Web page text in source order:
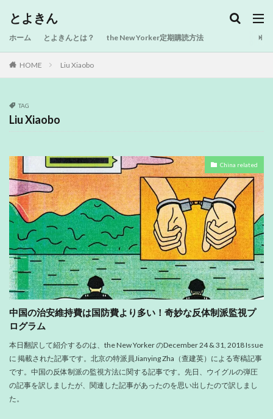
とよきん
ホーム とよきんとは？ the New Yorker定期購読方法
HOME Liu Xiaobo
TAG
Liu Xiaobo
China related
中国の治安維持費は国防費より多い！奇妙な反体制派監視プ
ログラム
本日翻訳して紹介するのは、the New Yorker のDecember 24 & 31, 2018 Issue
に 掲載された記事です。北京の特派員Jianying Zha（查建英）による寄稿記事
です。中国の反体制派の監視方法に関する記事です。先日、ウイグルの弾圧
の記事を訳しましたが、関連した記事があったのを思い出したので訳しまし
た。